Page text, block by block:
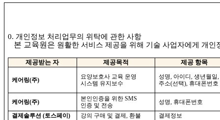
0. 개인정보 처리업무의 위탁에 관한 사항
본 교육원은 원활한 서비스 제공을 위해 기술 사업자에게 개인
제공받는 자 제공목적 제공 항목
케어링(주)
요양보호사 교육 운영
시스템 유지보수
성명 아이디 생년월일,
주소(선택), 휴대폰번호
케어링(주) 본인인증을 위한 SMS
인증 및 전송
성명 휴대폰번호
결제솔루션 (토스페이)
강의 구매 및 결제 환불 결제정보